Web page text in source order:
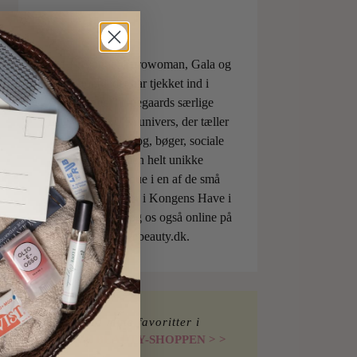
ELLE, Vogue, Eurowoman, Gala og
Aftonbladet har tjekket ind i
Charlotte Torpegaards særlige
ILOVEBEAUTYunivers, der tæller
både skønhedsblog, bøger, sociale
medier og den helt unikke
skønhedsboutique i en af de små
berømte pavilloner i Kongens Have i
København. Besøg os også online på
shop.ilovebeauty.dk.
Find mine favoritter i
I LOVE BEAUTY-SHOPPEN > >